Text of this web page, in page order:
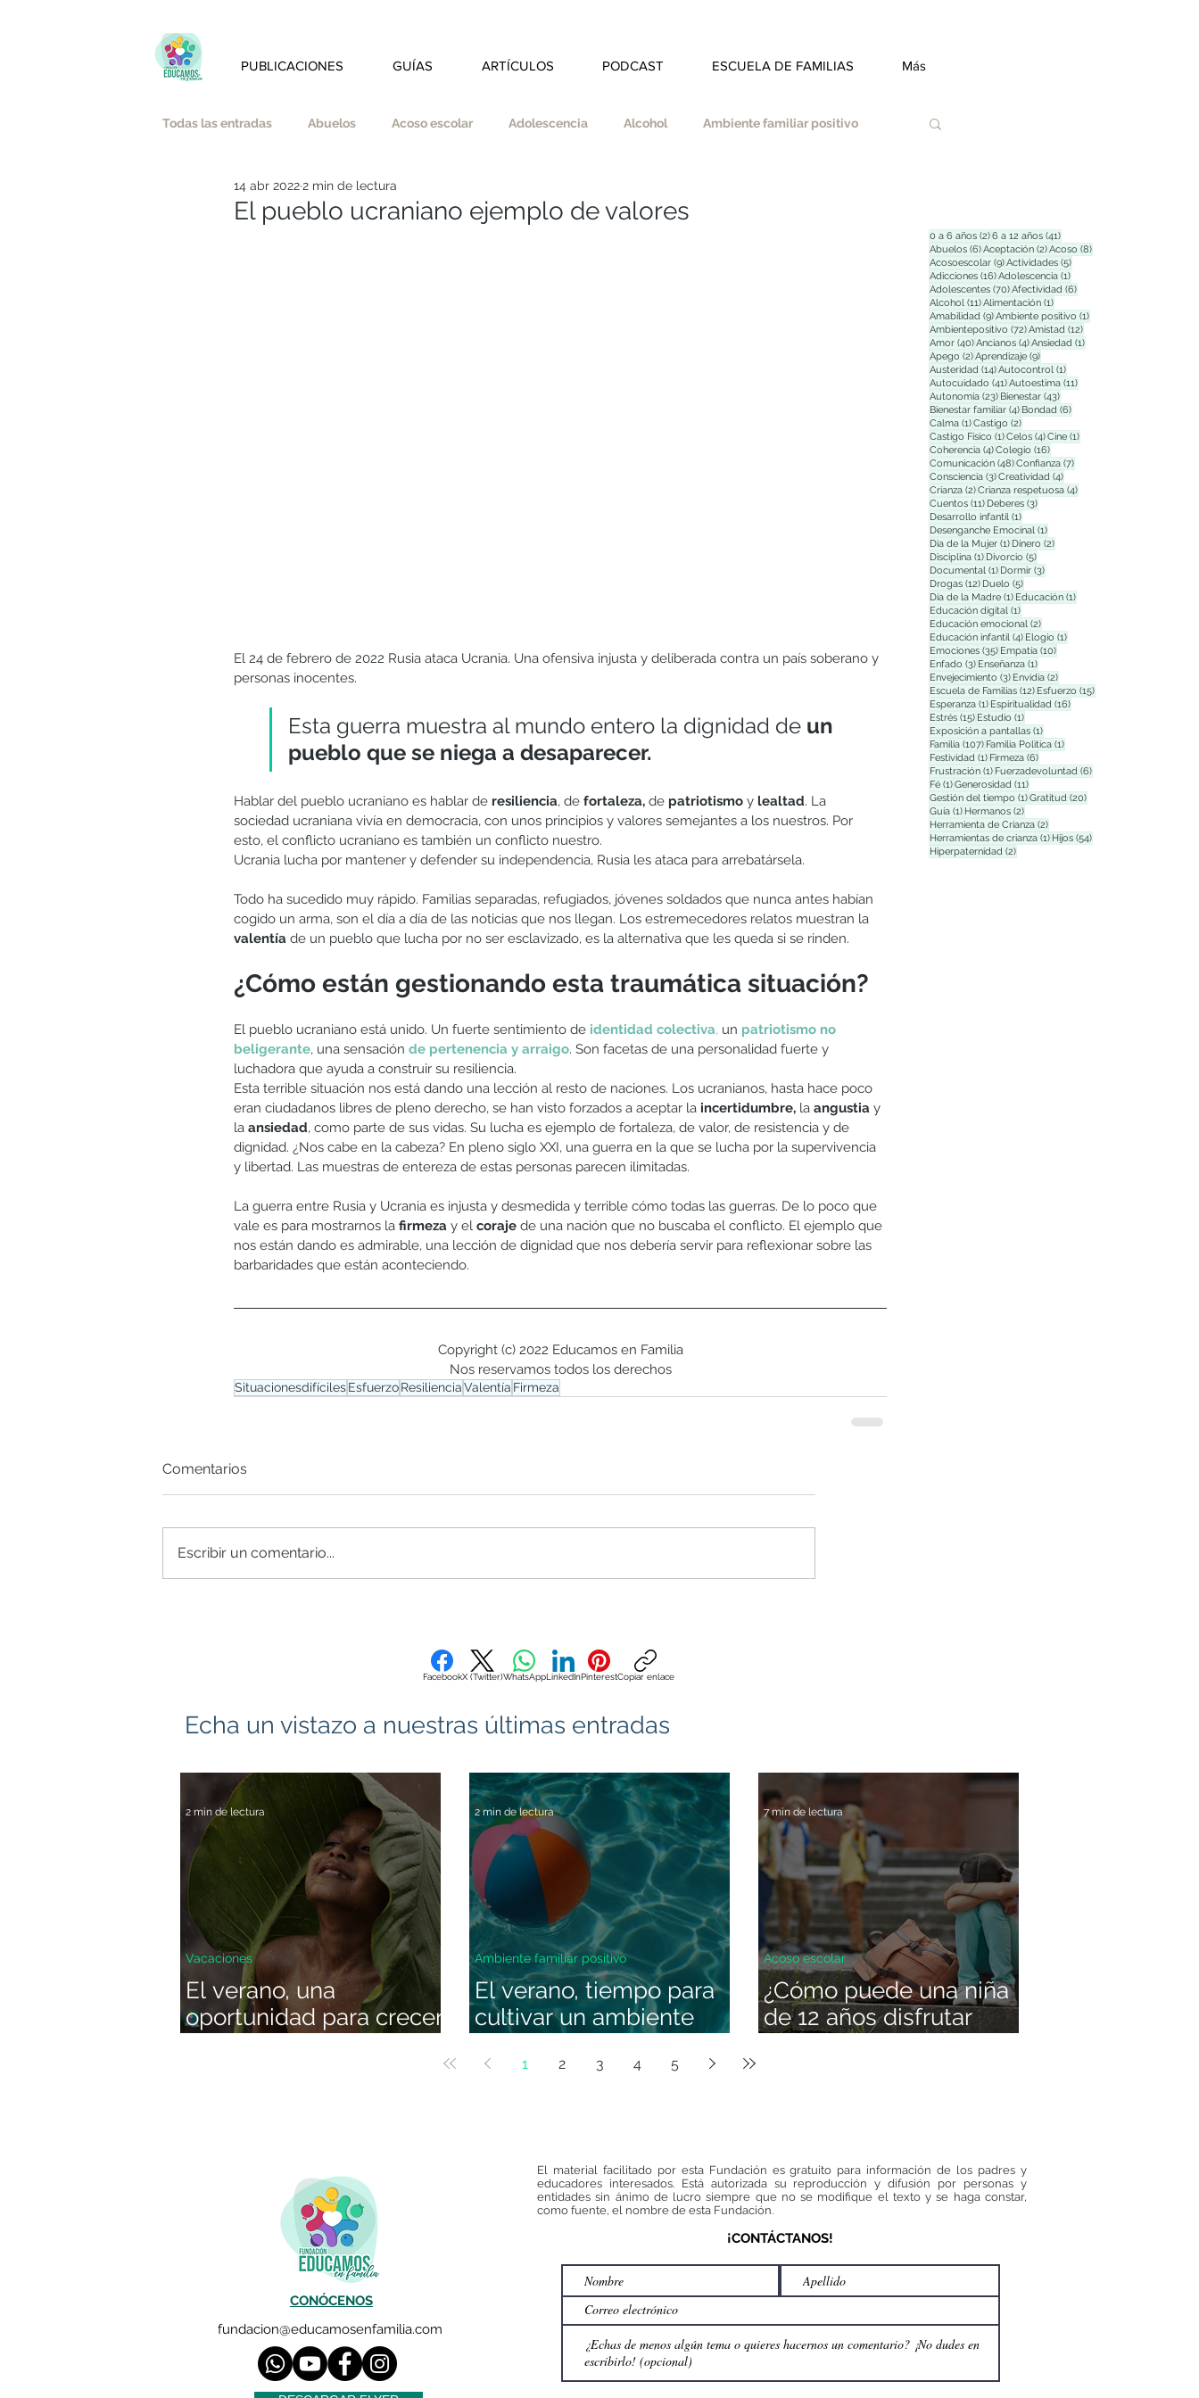
PUBLICACIONES GUÍAS ARTÍCULOS PODCAST ESCUELA DE FAMILIAS Más
Todas las entradas Abuelos Acoso escolar Adolescencia Alcohol Ambiente familiar positivo
Amistad Amor Austeridad
El pueblo ucraniano ejemplo de valores
14 abr 20222 min de lectura
El 24 de febrero de 2022 Rusia ataca Ucrania. Una ofensiva injusta y deliberada contra un país soberano y
personas inocentes.
Esta guerra muestra al mundo entero la dignidad de un
pueblo que se niega a desaparecer.
Hablar del pueblo ucraniano es hablar de resiliencia, de fortaleza, de patriotismo y lealtad. La
sociedad ucraniana vivía en democracia, con unos principios y valores semejantes a los nuestros. Por
esto, el conflicto ucraniano es también un conflicto nuestro.
Ucrania lucha por mantener y defender su independencia, Rusia les ataca para arrebatársela.
Todo ha sucedido muy rápido. Familias separadas, refugiados, jóvenes soldados que nunca antes habían
cogido un arma, son el día a día de las noticias que nos llegan. Los estremecedores relatos muestran la
valentía de un pueblo que lucha por no ser esclavizado, es la alternativa que les queda si se rinden.
¿Cómo están gestionando esta traumática situación?
El pueblo ucraniano está unido. Un fuerte sentimiento de identidad colectiva, un patriotismo no
beligerante, una sensación de pertenencia y arraigo. Son facetas de una personalidad fuerte y
luchadora que ayuda a construir su resiliencia.
Esta terrible situación nos está dando una lección al resto de naciones. Los ucranianos, hasta hace poco
eran ciudadanos libres de pleno derecho, se han visto forzados a aceptar la incertidumbre, la angustia y
la ansiedad, como parte de sus vidas. Su lucha es ejemplo de fortaleza, de valor, de resistencia y de
dignidad. ¿Nos cabe en la cabeza? En pleno siglo XXI, una guerra en la que se lucha por la supervivencia
y libertad. Las muestras de entereza de estas personas parecen ilimitadas.
La guerra entre Rusia y Ucrania es injusta y desmedida y terrible cómo todas las guerras. De lo poco que
vale es para mostrarnos la firmeza y el coraje de una nación que no buscaba el conflicto. El ejemplo que
nos están dando es admirable, una lección de dignidad que nos debería servir para reflexionar sobre las
barbaridades que están aconteciendo.
Copyright (c) 2022 Educamos en Familia
Nos reservamos todos los derechos
SituacionesdifícilesEsfuerzoResilienciaValentía Firmeza
Comentarios
Escribir un comentario...
0 a 6 años (2)2 entradas
6 a 12 años (41)41 entradas
Abuelos (6)6 entradas
Aceptación (2)2 entradas
Acoso (8)8 entradas
Acosoescolar (9)9 entradas
Actividades (5)5 entradas
Adicciones (16)16 entradas
Adolescencia (1)1 entrada
Adolescentes (70)70 entradas
Afectividad (6)6 entradas
Alcohol (11)11 entradas
Alimentación (1)1 entrada
Amabilidad (9)9 entradas
Ambiente positivo (1)1 entrada
Ambientepositivo (72)72 entradas
Amistad (12)12 entradas
Amor (40)40 entradas
Ancianos (4)4 entradas
Ansiedad (1)1 entrada
Apego (2)2 entradas
Aprendizaje (9)9 entradas
Austeridad (14)14 entradas
Autocontrol (1)1 entrada
Autocuidado (41)41 entradas
Autoestima (11)11 entradas
Autonomía (23)23 entradas
Bienestar (43)43 entradas
Bienestar familiar (4)4 entradas
Bondad (6)6 entradas
Calma (1)1 entrada
Castigo (2)2 entradas
Castigo Físico (1)1 entrada
Celos (4)4 entradas
Cine (1)1 entrada
Coherencia (4)4 entradas
Colegio (16)16 entradas
Comunicación (48)48 entradas
Confianza (7)7 entradas
Consciencia (3)3 entradas
Creatividad (4)4 entradas
Crianza (2)2 entradas
Crianza respetuosa (4)4 entradas
Cuentos (11)11 entradas
Deberes (3)3 entradas
Desarrollo infantil (1)1 entrada
Desenganche Emocinal (1)1 entrada
Dia de la Mujer (1)1 entrada
Dinero (2)2 entradas
Disciplina (1)1 entrada
Divorcio (5)5 entradas
Documental (1)1 entrada
Dormir (3)3 entradas
Drogas (12)12 entradas
Duelo (5)5 entradas
Día de la Madre (1)1 entrada
Educación (1)1 entrada
Educación digital (1)1 entrada
Educación emocional (2)2 entradas
Educación infantil (4)4 entradas
Elogio (1)1 entrada
Emociones (35)35 entradas
Empatía (10)10 entradas
Enfado (3)3 entradas
Enseñanza (1)1 entrada
Envejecimiento (3)3 entradas
Envidia (2)2 entradas
Escuela de Familias (12)12 entradas
Esfuerzo (15)15 entradas
Esperanza (1)1 entrada
Espiritualidad (16)16 entradas
Estrés (15)15 entradas
Estudio (1)1 entrada
Exposición a pantallas (1)1 entrada
Familia (107)107 entradas
Familia Polìtica (1)1 entrada
Festividad (1)1 entrada
Firmeza (6)6 entradas
Frustración (1)1 entrada
Fuerzadevoluntad (6)6 entradas
Fé (1)1 entrada
Generosidad (11)11 entradas
Gestión del tiempo (1)1 entrada
Gratitud (20)20 entradas
Guía (1)1 entrada
Hermanos (2)2 entradas
Herramienta de Crianza (2)2 entradas
Herramientas de crianza (1)1 entrada
Hijos (54)54 entradas
Hiperpaternidad (2)2 entradas
FacebookX (Twitter)WhatsAppLinkedInPinterestCopiar enlace
Echa un vistazo a nuestras últimas entradas
El verano, una
oportunidad para crecer
Vacaciones
2 min de lectura
El verano, tiempo para
cultivar un ambiente
Ambiente familiar positivo
2 min de lectura
¿Cómo puede una niña
de 12 años disfrutar
Acoso escolar
7 min de lectura
1 2 3 4 5
CONÓCENOS
fundacion@educamosenfamilia.com
El material facilitado por esta Fundación es gratuito para información de los padres y
educadores interesados. Está autorizada su reproducción y difusión por personas y
entidades sin ánimo de lucro siempre que no se modifique el texto y se haga constar,
como fuente, el nombre de esta Fundación.
¡CONTÁCTANOS!